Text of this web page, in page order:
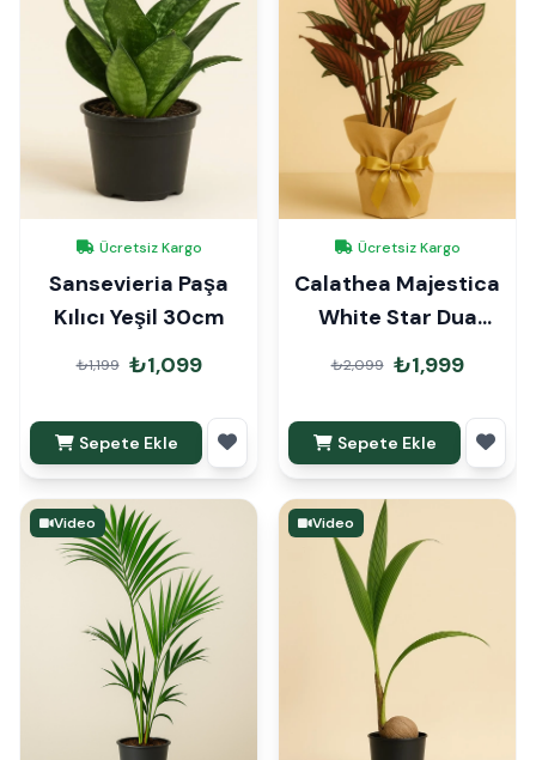
Ücretsiz Kargo
Sansevieria Paşa
Kılıcı Yeşil 30cm
₺1,199 ₺1,099
Sepete Ekle
Ücretsiz Kargo
Calathea Majestica
White Star Dua
Çiçeği Hediye
Paketli
₺2,099 ₺1,999
Sepete Ekle
Video Video